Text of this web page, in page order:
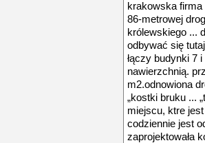
krakowska firma
86-metrowej
królewskiego ...
odbywać się
łączy budynki 7
nawierzchnią.
m2.odnowiona
„kostki bruku ...
miejscu, ktre
codziennie jest
zaprojektowała